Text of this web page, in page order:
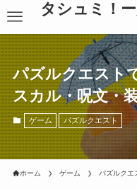
タシュミ！
パズルクエスト
スカル・呪文・
ゲーム パズルクエスト
ホーム ゲーム パズルクエ